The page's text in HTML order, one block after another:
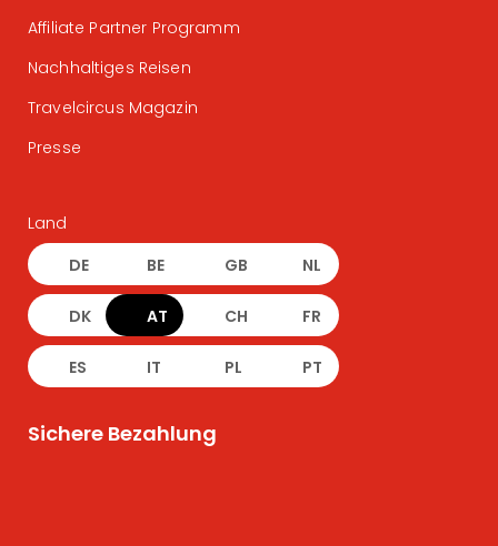
Affiliate Partner Programm
Nachhaltiges Reisen
Travelcircus Magazin
Presse
Land
DE BE GB NL
DK AT CH FR
ES IT PL PT
Sichere Bezahlung